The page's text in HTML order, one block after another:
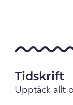
Tidskrift
Upptäck allt